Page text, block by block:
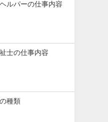
ルパーの仕事内容
士の仕事内容
種類